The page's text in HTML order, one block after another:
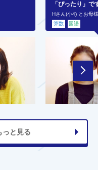
「ぴったり」で
Hさん(小4) とお母
算数
国語
っと見る